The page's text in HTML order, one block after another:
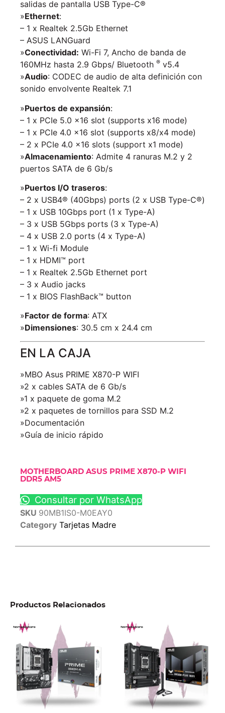
salidas de pantalla USB Type-C®
»Ethernet:
– 1 x Realtek 2.5Gb Ethernet
– ASUS LANGuard
»Conectividad: Wi-Fi 7, Ancho de banda de
160MHz hasta 2.9 Gbps/ Bluetooth ® v5.4
»Audio: CODEC de audio de alta definición con
sonido envolvente Realtek 7.1
»Puertos de expansión:
– 1 x PCIe 5.0 x16 slot (supports x16 mode)
– 1 x PCIe 4.0 x16 slot (supports x8/x4 mode)
– 2 x PCIe 4.0 x16 slots (support x1 mode)
»Almacenamiento: Admite 4 ranuras M.2 y 2
puertos SATA de 6 Gb/s
»Puertos I/O traseros:
– 2 x USB4® (40Gbps) ports (2 x USB Type-C®)
– 1 x USB 10Gbps port (1 x Type-A)
– 3 x USB 5Gbps ports (3 x Type-A)
– 4 x USB 2.0 ports (4 x Type-A)
– 1 x Wi-fi Module
– 1 x HDMI™ port
– 1 x Realtek 2.5Gb Ethernet port
– 3 x Audio jacks
– 1 x BIOS FlashBack™ button
»Factor de forma: ATX
»Dimensiones: 30.5 cm x 24.4 cm
EN LA CAJA
»MBO Asus PRIME X870-P WIFI
»2 x cables SATA de 6 Gb/s
»1 x paquete de goma M.2
»2 x paquetes de tornillos para SSD M.2
»Documentación
»Guía de inicio rápido
MOTHERBOARD ASUS PRIME X870-P WIFI
DDR5 AM5
Consultar por WhatsApp
SKU 90MB1IS0-M0EAY0
Category Tarjetas Madre
Productos Relacionados